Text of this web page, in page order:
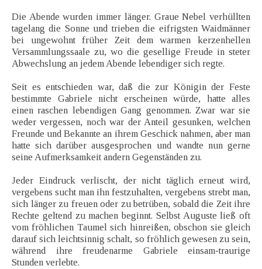
Die Abende wurden immer länger. Graue Nebel verhüllten
tagelang die Sonne und trieben die eifrigsten Waidmänner
bei ungewohnt früher Zeit dem warmen kerzenhellen
Versammlungssaale zu, wo die gesellige Freude in steter
Abwechslung an jedem Abende lebendiger sich regte.
Seit es entschieden war, daß die zur Königin der Feste
bestimmte Gabriele nicht erscheinen würde, hatte alles
einen raschen lebendigen Gang genommen. Zwar war sie
weder vergessen, noch war der Anteil gesunken, welchen
Freunde und Bekannte an ihrem Geschick nahmen, aber man
hatte sich darüber ausgesprochen und wandte nun gerne
seine Aufmerksamkeit andern Gegenständen zu.
Jeder Eindruck verlischt, der nicht täglich erneut wird,
vergebens sucht man ihn festzuhalten, vergebens strebt man,
sich länger zu freuen oder zu betrüben, sobald die Zeit ihre
Rechte geltend zu machen beginnt. Selbst Auguste ließ oft
vom fröhlichen Taumel sich hinreißen, obschon sie gleich
darauf sich leichtsinnig schalt, so fröhlich gewesen zu sein,
während ihre freudenarme Gabriele einsam-traurige
Stunden verlebte.